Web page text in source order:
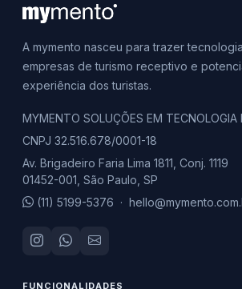
A mymento nasceu para trazer
empresas de turismo receptivo e
experiência dos turistas.
MYMENTO SOLUÇÕES EM TECNOLOGIA
CNPJ 32.516.678/0001-18
Av. Brigadeiro Faria Lima 1811, Conj. 1119
01452-001, São Paulo, SP
(11) 5199-5376 ·
FUNCIONALIDADES